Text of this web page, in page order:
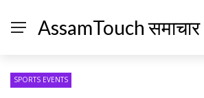
AssamTouch समाचार
SPORTS EVENTS